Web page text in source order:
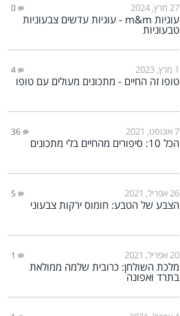
27 מרץ, 2024 0
עוגיות m&m - עוגיות עדשים צבעוניות
טבעוניות
1 מרץ, 2023 4
טופו זה החיים - מתכונים מעולים עם טופו
7 אוגוסט, 2021 36
הכל 10: סיפורים מהחיים בלי מתכונים
26 אפריל, 2021 5
הצבע של הטבע: חומוס ירקות צבעוני
20 אפריל, 2021 1
מלכת השולחן: כרובית שלמה ממולאת
בתרד ואפונה